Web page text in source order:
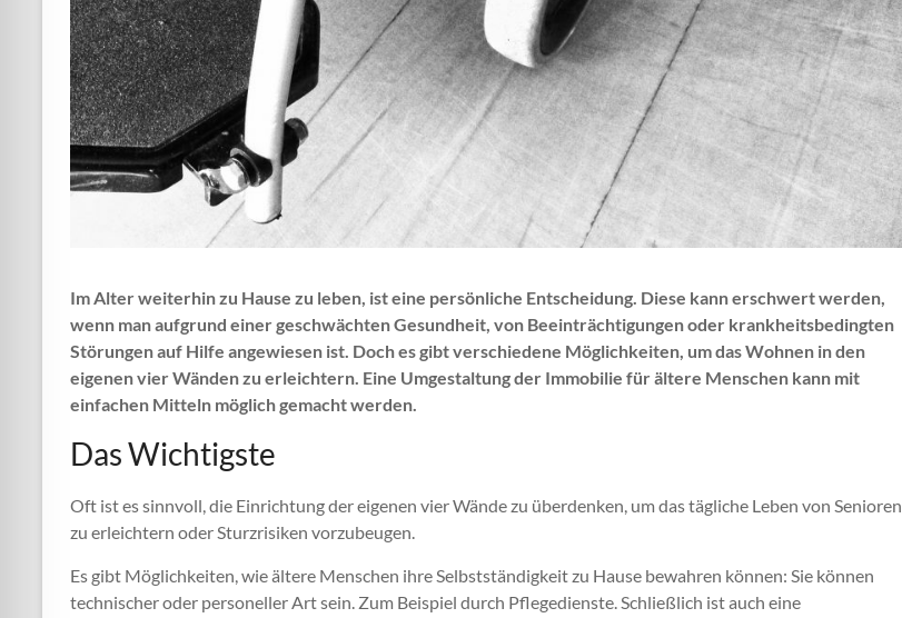
Im Alter weiterhin zu Hause zu leben, ist eine persönliche Entscheidung. Diese kann erschwert werden,
wenn man aufgrund einer geschwächten Gesundheit, von Beeinträchtigungen oder krankheitsbedingten
Störungen auf Hilfe angewiesen ist. Doch es gibt verschiedene Möglichkeiten, um das Wohnen in den
eigenen vier Wänden zu erleichtern. Eine Umgestaltung der Immobilie für ältere Menschen kann mit
einfachen Mitteln möglich gemacht werden.
Das Wichtigste
Oft ist es sinnvoll, die Einrichtung der eigenen vier Wände zu überdenken, um das tägliche Leben von Senioren
zu erleichtern oder Sturzrisiken vorzubeugen.
Es gibt Möglichkeiten, wie ältere Menschen ihre Selbstständigkeit zu Hause bewahren können: Sie können
technischer oder personeller Art sein. Zum Beispiel durch Pflegedienste. Schließlich ist auch eine